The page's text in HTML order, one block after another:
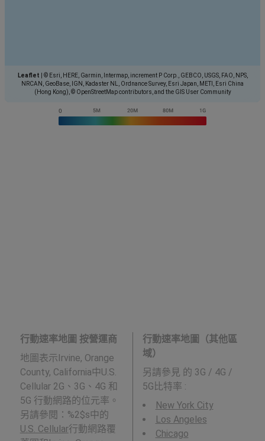
Leaflet
© Esri, HERE, Garmin, Intermap, increment P Corp., GEBCO, USGS, FAO, NPS,
NRCAN, GeoBase, IGN, Kadaster NL, Ordnance Survey, Esri Japan, METI, Esri China
(Hong Kong), © OpenStreetMap contributors, and the GIS User Community
行動速率地圖 按營運商
地圖表示Irvine, Orange
County, California中U.S.
Cellular 2G、3G、4G 和
5G 行動網路的位元率。
另請參閱：%2$s中的
U.S. Cellular行動網路覆
行動速率地圖（其他區
域）
另請參見 的 3G / 4G /
5G比特率 :
New York City
Los Angeles
Chicago